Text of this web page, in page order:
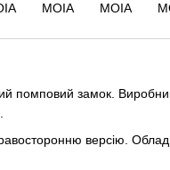
помповий замок.
версію.